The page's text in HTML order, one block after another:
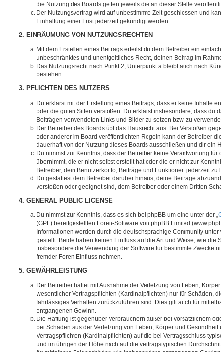
die Nutzung des Boards gelten jeweils die an dieser Stelle
Der Nutzungsvertrag wird auf unbestimmte Zeit geschlossen und
Einhaltung einer Frist jederzeit gekündigt werden.
2. EINRÄUMUNG VON NUTZUNGSRECHTEN
Mit dem Erstellen eines Beitrags erteilst du dem Betreiber ein
unbeschränktes und unentgeltliches Recht, deinen Beitrag im
Das Nutzungsrecht nach Punkt 2, Unterpunkt a bleibt auch nach
bestehen.
3. PFLICHTEN DES NUTZERS
Du erklärst mit der Erstellung eines Beitrags, dass er keine Inhalte
oder die guten Sitten verstoßen. Du erklärst insbesondere, dass du
Beiträgen verwendeten Links und Bilder zu setzen bzw. zu
Der Betreiber des Boards übt das Hausrecht aus. Bei Verstößen
oder anderer im Board veröffentlichten Regeln kann der Betreiber
dauerhaft von der Nutzung dieses Boards ausschließen und dir ein
Du nimmst zur Kenntnis, dass der Betreiber keine Verantwortung für
übernimmt, die er nicht selbst erstellt hat oder die er nicht zur
Betreiber, dein Benutzerkonto, Beiträge und Funktionen jederzeit zu
Du gestattest dem Betreiber darüber hinaus, deine Beiträge
verstoßen oder geeignet sind, dem Betreiber oder einem Dritten
4. GENERAL PUBLIC LICENSE
Du nimmst zur Kenntnis, dass es sich bei phpBB um eine unter der „
(GPL) bereitgestellten Foren-Software von phpBB Limited
Informationen werden durch die deutschsprachige Community
gestellt. Beide haben keinen Einfluss auf die Art und Weise, wie die
insbesondere die Verwendung der Software für bestimmte Zwecke
fremder Foren Einfluss nehmen.
5. GEWÄHRLEISTUNG
Der Betreiber haftet mit Ausnahme der Verletzung von Leben,
wesentlicher Vertragspflichten (Kardinalpflichten) nur für Schäden,
fahrlässiges Verhalten zurückzuführen sind. Dies gilt auch für
entgangenen Gewinn.
Die Haftung ist gegenüber Verbrauchern außer bei vorsätzlichem
bei Schäden aus der Verletzung von Leben, Körper und
Vertragspflichten (Kardinalpflichten) auf die bei Vertragsschluss
und im übrigen der Höhe nach auf die vertragstypischen